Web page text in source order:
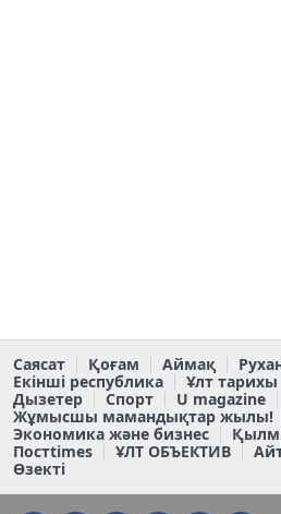
Саясат Қоғам Аймақ
Екінші республика
Ұлт тарихы
Дызетер
Спорт U magazine
Жұмысшы мамандықтар жылы!
Экономика және бизнес
Постtimes
ҰЛТ ОБЪЕКТИВ
Өзекті